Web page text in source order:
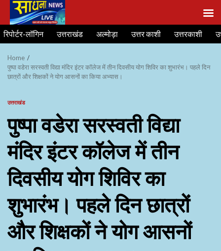
Skip
to
content
रिपोर्टर-लॉगिन उत्तराखंड अल्मोड़ा उत्तर काशी उत्तरकाशी
Home
पुष्पा वडेरा सरस्वती विद्या मंदिर इंटर कॉलेज में तीन दिवसीय योग शिविर का शुभारंभ। पहले दिन
छात्रों और शिक्षकों ने योग आसनों का किया अभ्यास।
उत्तराखंड
पुष्पा वडेरा सरस्वती विद्या
मंदिर इंटर कॉलेज में तीन
दिवसीय योग शिविर का
शुभारंभ। पहले दिन छात्रों
और शिक्षकों ने योग आसनों